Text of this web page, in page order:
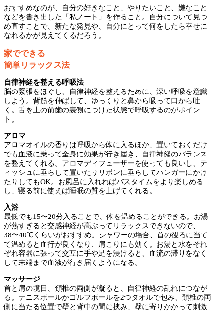
おすすめなのが、自分の好きなこと、やりたいこと、嫌なこと
などを書き出した「私ノート」を作ること。自分について見つ
め直すことで、新たな発見や、自分にとって何をしたら幸せに
なれるかが見えてくるだろう。
家でできる
簡単リラックス法
自律神経を整える呼吸法
脳の緊張をほぐし、自律神経を整えるために、深い呼吸を意識
しよう。背筋を伸ばして、ゆっくりと鼻から吸って口から吐
く。舌を上の前歯の裏側につけた状態で呼吸するのがポイン
ト。
アロマ
アロマオイルの香りは呼吸から体に入るほか、置いておくだけ
でも血液に乗って全身に効果が行き届き、自律神経のバランス
を整えてくれる。アロマディフューザーを使っても良いし、テ
ィッシュに垂らして置いたりリボンに垂らしてハンガーにかけ
たりしてもOK。お風呂に入れればバスタイムをより楽しめる
し、寝る前に使えば睡眠の質を上げてくれる。
入浴
最低でも15〜20分入ることで、体を温めることができる。お湯
が熱すぎると交感神経が高ぶってリラックスできないので、
38〜40℃くらいがおすすめ。シャワーの場合、首の後ろに当て
て温めると血行が良くなり、肩こりにも効く。お湯と水をそれ
ぞれ容器に張って交互に手や足を浸けると、血流の滞りをなく
して末端まで血液が行き届くようになる。
マッサージ
首と肩の境目、頚椎の両側が凝ると、自律神経の乱れにつなが
る。テニスボールかゴルフボールを2つタオルで包み、頚椎の両
側に当たる位置で壁と背中の間に挟み、壁に寄りかかって刺激